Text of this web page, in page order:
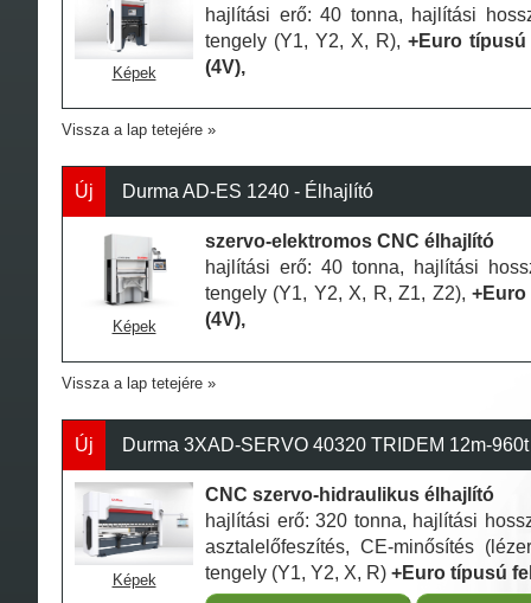
Képek
hajlítási erő: 40 tonna, hajlítási
tengely (Y1, Y2, X, R), +Euro típusú
(4V),
Vissza a lap tetejére
Új Durma AD-ES 1240 - Élhajlító
Képek
szervo-elektromos CNC élhajlító
hajlítási erő: 40 tonna, hajlítási
tengely (Y1, Y2, X, R, Z1, Z2),
(4V),
Vissza a lap tetejére
Új Durma 3XAD-SERVO 40320 TRIDEM 12m-
Képek
CNC szervo-hidraulikus élhajlító
hajlítási erő: 320 tonna, hajlítási
asztalelőfeszítés, CE-minősítés
tengely (Y1, Y2, X, R) +Euro típusú